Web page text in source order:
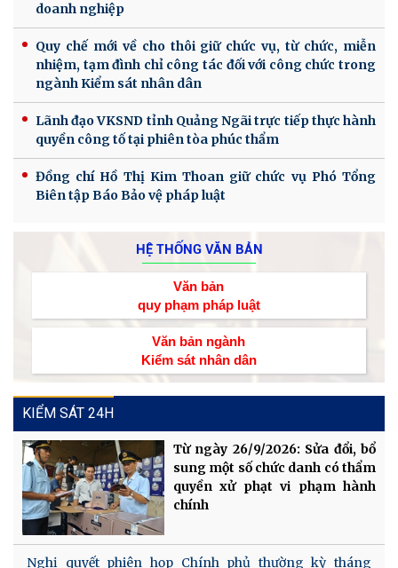
doanh nghiệp
Quy chế mới về cho thôi giữ chức vụ, từ chức, miễn
nhiệm, tạm đình chỉ công tác đối với công chức trong
ngành Kiểm sát nhân dân
Lãnh đạo VKSND tỉnh Quảng Ngãi trực tiếp thực hành
quyền công tố tại phiên tòa phúc thẩm
Đồng chí Hồ Thị Kim Thoan giữ chức vụ Phó Tổng
Biên tập Báo Bảo vệ pháp luật
HỆ THỐNG VĂN BẢN
Văn bản
quy phạm pháp luật
Văn bản ngành
Kiểm sát nhân dân
KIỂM SÁT 24H
Từ ngày 26/9/2026: Sửa đổi, bổ
sung một số chức danh có thẩm
quyền xử phạt vi phạm hành
chính
Nghị quyết phiên họp Chính phủ thường kỳ tháng